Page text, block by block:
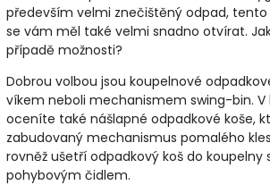
především velmi znečištěný odpad, tento
se vám měl také velmi snadno otvírat.
případě možnosti?
Dobrou volbou jsou koupelnové
víkem neboli mechanismem swing-bin. V
oceníte také nášlapné odpadkové koše,
zabudovaný mechanismus pomalého
rovněž ušetří odpadkový koš do koupelny
pohybovým čidlem.